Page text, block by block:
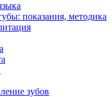
показания, методика
зубов